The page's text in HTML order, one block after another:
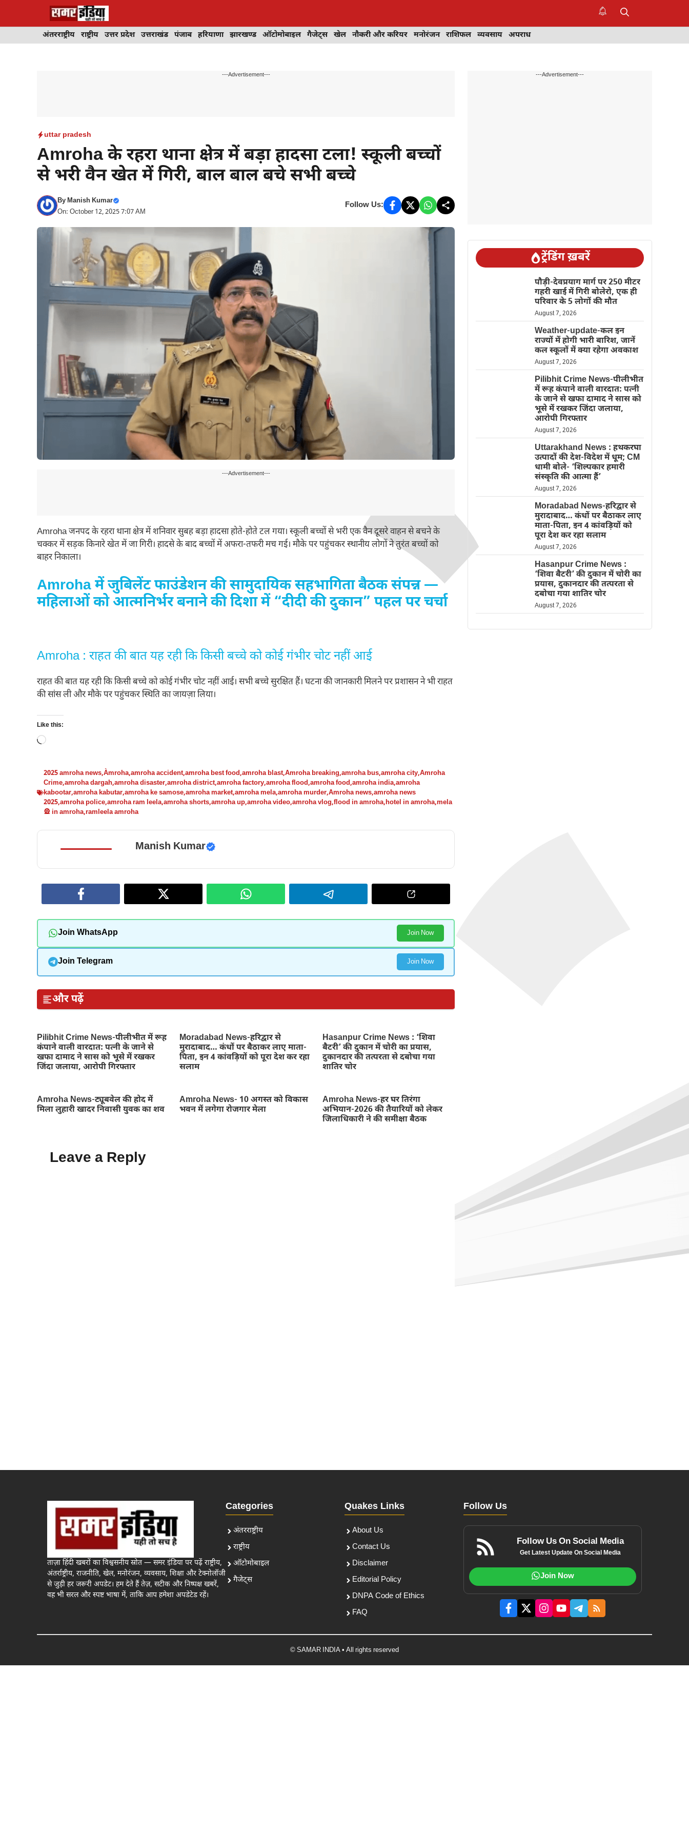
अंतरराष्ट्रीय राष्ट्रीय उत्तर प्रदेश उत्तराखंड पंजाब हरियाणा झारखण्ड ऑटोमोबाइल गैजेट्स खेल नौकरी और करियर मनोरंजन राशिफल व्यवसाय अपराध
---Advertisement---
uttar pradesh
Amroha के रहरा थाना क्षेत्र में बड़ा हादसा टला! स्कूली बच्चों
से भरी वैन खेत में गिरी, बाल बाल बचे सभी बच्चे
ByManish Kumar
On: October 12, 2025 7:07 AM
Follow Us:
---Advertisement---
Amroha जनपद के रहरा थाना क्षेत्र में शनिवार सुबह बड़ा हादसा होते-होते टल गया। स्कूली बच्चों से भरी एक वैन दूसरे वाहन से बचने के
चक्कर में सड़क किनारे खेत में जा गिरी। हादसे के बाद बच्चों में अफरा-तफरी मच गई। मौके पर पहुंचकर स्थानीय लोगों ने तुरंत बच्चों को
बाहर निकाला।
Amroha में जुबिलेंट फाउंडेशन की सामुदायिक सहभागिता बैठक संपन्न —
महिलाओं को आत्मनिर्भर बनाने की दिशा में “दीदी की दुकान” पहल पर चर्चा
Amroha : राहत की बात यह रही कि किसी बच्चे को कोई गंभीर चोट नहीं आई
राहत की बात यह रही कि किसी बच्चे को कोई गंभीर चोट नहीं आई। सभी बच्चे सुरक्षित हैं। घटना की जानकारी मिलने पर प्रशासन ने भी राहत
की सांस ली और मौके पर पहुंचकर स्थिति का जायज़ा लिया।
Like this:
Loading…
2025 amroha news,Àmroha,amroha accident,amroha best food,amroha blast,Amroha breaking,amroha bus,amroha city,Amroha
Crime,amroha dargah,amroha disaster,amroha district,amroha factory,amroha flood,amroha food,amroha india,amroha
kabootar,amroha kabutar,amroha ke samose,amroha market,amroha mela,amroha murder,Amroha news,amroha news
2025,amroha police,amroha ram leela,amroha shorts,amroha up,amroha video,amroha vlog,flood in amroha,hotel in amroha,mela
🎡 in amroha,ramleela amroha
Manish Kumar
Join WhatsApp Join Now
Join Telegram Join Now
और पढ़ें
Pilibhit Crime News-पीलीभीत में रूह
कंपाने वाली वारदात: पत्नी के जाने से
खफा दामाद ने सास को भूसे में रखकर
जिंदा जलाया, आरोपी गिरफ्तार
Moradabad News-हरिद्वार से
मुरादाबाद… कंधों पर बैठाकर लाए माता-
पिता, इन 4 कांवड़ियों को पूरा देश कर रहा
सलाम
Hasanpur Crime News : ‘शिवा
बैटरी’ की दुकान में चोरी का प्रयास,
दुकानदार की तत्परता से दबोचा गया
शातिर चोर
Amroha News-ट्यूबवेल की होद में
मिला लुहारी खादर निवासी युवक का शव
Amroha News- 10 अगस्त को विकास
भवन में लगेगा रोजगार मेला
Amroha News-हर घर तिरंगा
अभियान-2026 की तैयारियों को लेकर
जिलाधिकारी ने की समीक्षा बैठक
Leave a Reply
---Advertisement---
ट्रेंडिंग ख़बरें
पौड़ी-देवप्रयाग मार्ग पर 250 मीटर
गहरी खाई में गिरी बोलेरो, एक ही
परिवार के 5 लोगों की मौत
August 7, 2026
Weather-update-कल इन
राज्यों में होगी भारी बारिश, जानें
कल स्कूलों में क्या रहेगा अवकाश
August 7, 2026
Pilibhit Crime News-पीलीभीत
में रूह कंपाने वाली वारदात: पत्नी
के जाने से खफा दामाद ने सास को
भूसे में रखकर जिंदा जलाया,
आरोपी गिरफ्तार
August 7, 2026
Uttarakhand News : हथकरघा
उत्पादों की देश-विदेश में धूम; CM
धामी बोले- ‘शिल्पकार हमारी
संस्कृति की आत्मा हैं’
August 7, 2026
Moradabad News-हरिद्वार से
मुरादाबाद… कंधों पर बैठाकर लाए
माता-पिता, इन 4 कांवड़ियों को
पूरा देश कर रहा सलाम
August 7, 2026
Hasanpur Crime News :
‘शिवा बैटरी’ की दुकान में चोरी का
प्रयास, दुकानदार की तत्परता से
दबोचा गया शातिर चोर
August 7, 2026
ताज़ा हिंदी खबरों का विश्वसनीय स्रोत — समर इंडिया पर पढ़ें राष्ट्रीय,
अंतर्राष्ट्रीय, राजनीति, खेल, मनोरंजन, व्यवसाय, शिक्षा और टेक्नोलॉजी
से जुड़ी हर जरूरी अपडेट। हम देते हैं तेज़, सटीक और निष्पक्ष खबरें,
वह भी सरल और स्पष्ट भाषा में, ताकि आप हमेशा अपडेटेड रहें।
Categories
अंतरराष्ट्रीय
राष्ट्रीय
ऑटोमोबाइल
गैजेट्स
Quakes Links
About Us
Contact Us
Disclaimer
Editorial Policy
DNPA Code of Ethics
FAQ
Follow Us
Follow Us On Social Media
Get Latest Update On Social Media
Join Now
© SAMAR INDIA • All rights reserved